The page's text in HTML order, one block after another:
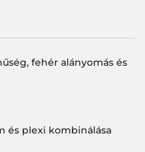
fehér alányomás és
és plexi kombinálása